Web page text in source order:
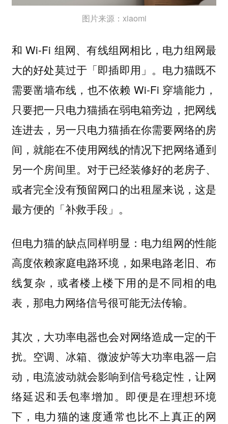
图片来源：xiaomi
和 Wi-Fi 组网、有线组网相比，电力组网最
大的好处莫过于「即插即用」。电力猫既不
需要凿墙布线，也不依赖 Wi-Fi 穿墙能力，
只要把一只电力猫插在弱电箱旁边，把网线
连进去，另一只电力猫插在你需要网络的房
间，就能在不使用网线的情况下把网络通到
另一个房间里。 对于已经装修好的老房子、
或者完全没有预留网口的出租屋来说，这是
最方便的「补救手段」。
但电力猫的缺点同样明显：电力组网的性能
高度依赖家庭电路环境，如果电路老旧、布
线复杂，或者楼上楼下用的是不同相的电
表， 那电力网络信号很可能无法传输。
其次，大功率电器也会对网络造成一定的干
扰。空调、冰箱、微波炉等大功率电器一启
动，电流波动就会影响到信号稳定性，让网
络延迟和丢包率增加。即便是在理想环境
下，电力猫的速度通常也比不上真正的网